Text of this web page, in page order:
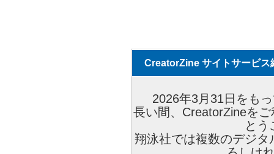
CreatorZine サイトサービス
2026年3月31日をも
長い間、CreatorZineを
とう
翔泳社では複数のデジ